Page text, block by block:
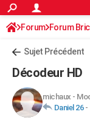
ACTUALITÉS
Politique
Société
Faits Divers
Education
Monde
Villes
+
FINANCE
Retraite
Impôts
Epargne
Immobilier
Risques naturels par
Banque
Assurance
Crédit
AUTO
Forum Forum
Sujet Précédent
Décodeur HD
michaux -
Daniel 26-